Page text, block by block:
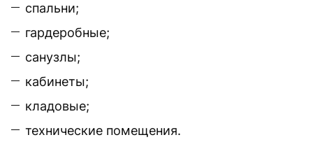
спальни;
гардеробные;
санузлы;
кабинеты;
кладовые;
технические помещения.